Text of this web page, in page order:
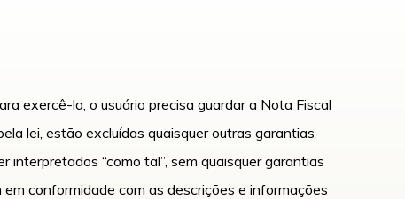
exercê-la, o usuário precisa guardar a Nota Fiscal
lei, estão excluídas quaisquer outras garantias
“como tal”, sem quaisquer garantias
conformidade com as descrições e informações